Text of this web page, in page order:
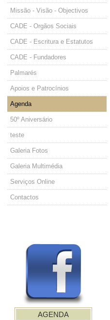
Missão - Visão - Objectivos
CADE - Orgãos Sociais
CADE - Escritura e Estatutos
CADE - Fundadores
Palmarés
Apoios e Patrocínios
Agenda
50º Aniversário
teste
Galeria Fotos
Galeria Multimédia
Serviços Online
Contactos
AGENDA